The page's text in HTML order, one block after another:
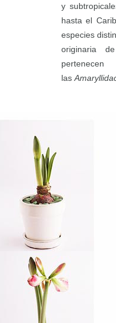
y
hasta el
especies
originaria
las